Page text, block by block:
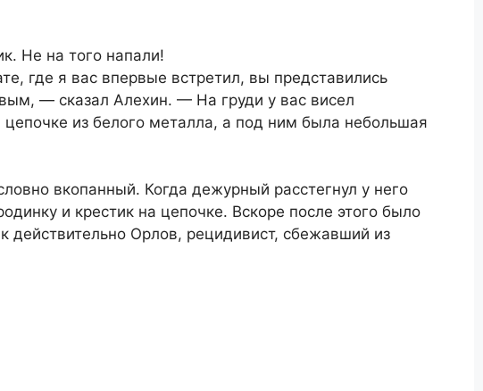
Не на того напали!
где я вас впервые встретил, вы представились
— сказал Алехин. — На груди у вас висел
цепочке из белого металла, а под ним была небольшая
вкопанный. Когда дежурный расстегнул у него
и крестик на цепочке. Вскоре после этого было
действительно Орлов, рецидивист, сбежавший из